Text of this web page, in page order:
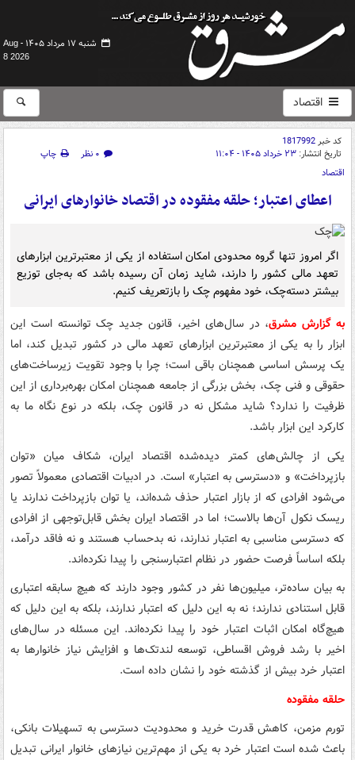
شنبه ۱۷ مرداد ۱۴۰۵ -
Aug
8 2026
اقتصاد
کد خبر1817992
تاریخ انتشار: ۲۳ خرداد ۱۴۰۵ - ۱۱:۰۴ ۰ نظر
چاپ
اقتصاد
اعطای اعتبار؛ حلقه مفقوده در اقتصاد خانوارهای ایرانی
اگر امروز تنها گروه محدودی امکان استفاده از یکی از معتبرترین ابزارهای
تعهد مالی کشور را دارند، شاید زمان آن رسیده باشد که به‌جای توزیع
بیشتر دسته‌چک، خود مفهوم چک را بازتعریف کنیم.
به گزارش مشرق، در سال‌های اخیر، قانون جدید چک توانسته است این
ابزار را به یکی از معتبرترین ابزارهای تعهد مالی در کشور تبدیل کند، اما
یک پرسش اساسی همچنان باقی است؛ چرا با وجود تقویت زیرساخت‌های
حقوقی و فنی چک، بخش بزرگی از جامعه همچنان امکان بهره‌برداری از این
ظرفیت را ندارد؟ شاید مشکل نه در قانون چک، بلکه در نوع نگاه ما به
کارکرد این ابزار باشد.
یکی از چالش‌های کمتر دیده‌شده اقتصاد ایران، شکاف میان «توان
بازپرداخت» و «دسترسی به اعتبار» است. در ادبیات اقتصادی معمولاً تصور
می‌شود افرادی که از بازار اعتبار حذف شده‌اند، یا توان بازپرداخت ندارند یا
ریسک نکول آن‌ها بالاست؛ اما در اقتصاد ایران بخش قابل‌توجهی از افرادی
که دسترسی مناسبی به اعتبار ندارند، نه بدحساب هستند و نه فاقد درآمد،
بلکه اساساً فرصت حضور در نظام اعتبارسنجی را پیدا نکرده‌اند.
به بیان ساده‌تر، میلیون‌ها نفر در کشور وجود دارند که هیچ سابقه اعتباری
قابل استنادی ندارند؛ نه به این دلیل که اعتبار ندارند، بلکه به این دلیل که
هیچ‌گاه امکان اثبات اعتبار خود را پیدا نکرده‌اند. این مسئله در سال‌های
اخیر با رشد فروش اقساطی، توسعه لندتک‌ها و افزایش نیاز خانوارها به
اعتبار خرد بیش از گذشته خود را نشان داده است.
حلقه مفقوده
تورم مزمن، کاهش قدرت خرید و محدودیت دسترسی به تسهیلات بانکی،
باعث شده است اعتبار خرد به یکی از مهم‌ترین نیازهای خانوار ایرانی تبدیل